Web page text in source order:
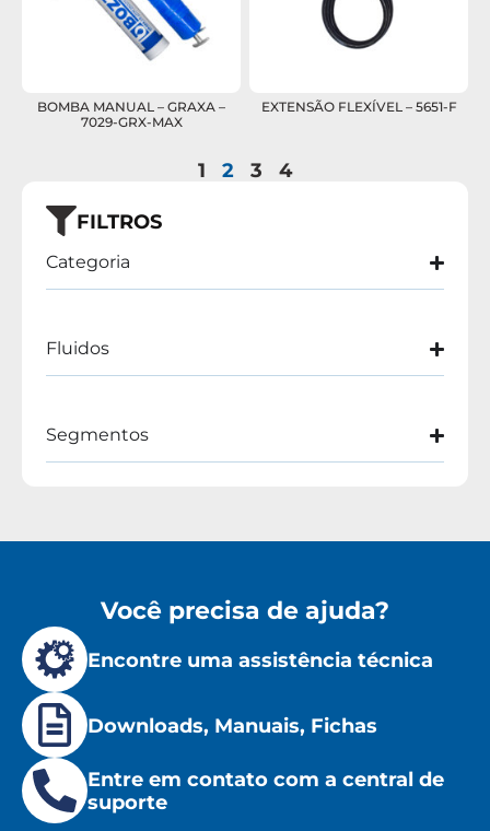
FILTROS
Categoria
Fluidos
Segmentos
BOMBA MANUAL – GRAXA –
7029-GRX-MAX
EXTENSÃO FLEXÍVEL – 5651-F
1 2 3 4
Você precisa de ajuda?
Encontre uma assistência técnica
Downloads, Manuais, Fichas
Entre em contato com a central de
suporte